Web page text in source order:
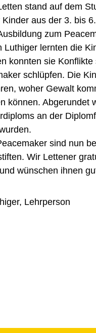
stand auf dem
Kinder aus der 3. bis
zum
Luthiger lernten die
konnten sie
schlüpfen. Die
woher Gewalt
können. Abgerundet
an der
sind nun
Wir Lettener
wünschen ihnen
Lehrperson